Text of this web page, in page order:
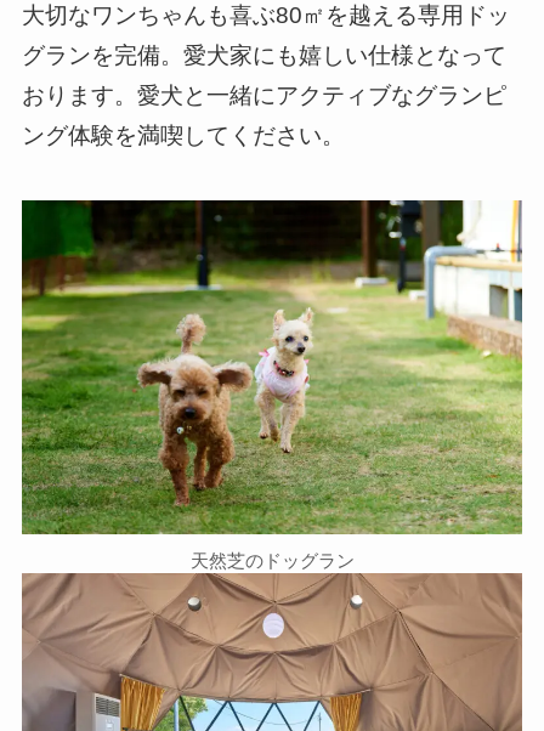
大切なワンちゃんも喜ぶ80㎡を越える専用ドッ
グランを完備。愛犬家にも嬉しい仕様となって
おります。愛犬と一緒にアクティブなグランピ
ング体験を満喫してください。
天然芝のドッグラン